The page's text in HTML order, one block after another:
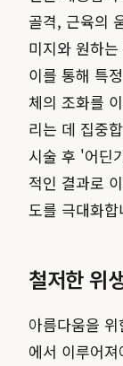
골격, 근육의
미지와 원하
이를 통해 특
체의 조화를
리는 데 집중
시술 후 '어딘
적인 결과로
도를 극대화합
철저한 위
아름다움을
에서 이루어